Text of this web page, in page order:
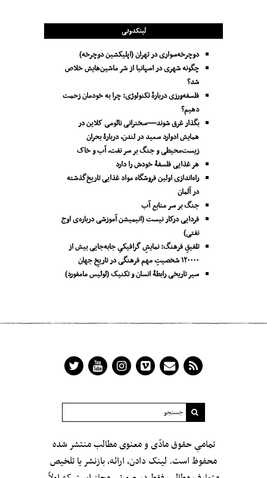
لینکدونی
دوچرخه‌سواری در تهران (اپلیکشین دوچرخه)
چگونه شهری در اسپانیا از شر ماشین‌هایش خلاص
شد؟
فلسفه‌ورزی دربارهٔ تکنولوژی: چرا به خودمان زحمت
دهیم؟
بگذار غرق شوند—سخنرانی نائومی کلاین در
همایش ادوارد سعید در لندن، دربارۀ بحران
زیست‌محیطی و جنگ بر سر نفت، آب و خاک
هر غذایی فلسفۀ خودش را دارد
راه‌اندازی اولین فروشگاه مواد غذایی تاریخ‌گذشته
در آلمان
جنگ بر سر منابع آب
فردایی درکار نیست (انیمیشن آموزشی درباره‌ی اوج
نفتی)
تلفیقِ فرهنگ: نمایشِ گرافیکیِ جا‌به‌جایی بیش از
۱۲۰۰۰۰ شخصیتِ مهم فرهنگی در تاریخِ جهان
سیر تاریخی رابطۀ انسان و تکنیک (لوئیس مامفورد)
تمامیِ حقوق مادّی و معنوی مطالب منتشر شده
محفوظ است. لینک دادن، ارائه، بازنشر یا تلخیص